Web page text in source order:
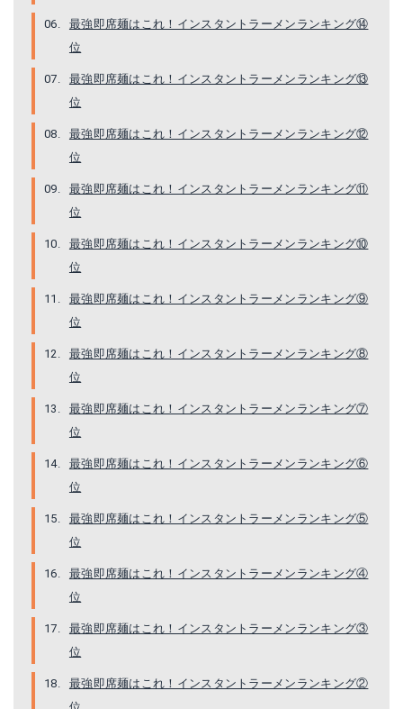
最強即席麺はこれ！インスタントラーメンランキング⑭
位
最強即席麺はこれ！インスタントラーメンランキング⑬
位
最強即席麺はこれ！インスタントラーメンランキング⑫
位
最強即席麺はこれ！インスタントラーメンランキング⑪
位
最強即席麺はこれ！インスタントラーメンランキング⑩
位
最強即席麺はこれ！インスタントラーメンランキング⑨
位
最強即席麺はこれ！インスタントラーメンランキング⑧
位
最強即席麺はこれ！インスタントラーメンランキング⑦
位
最強即席麺はこれ！インスタントラーメンランキング⑥
位
最強即席麺はこれ！インスタントラーメンランキング⑤
位
最強即席麺はこれ！インスタントラーメンランキング④
位
最強即席麺はこれ！インスタントラーメンランキング③
位
最強即席麺はこれ！インスタントラーメンランキング②
徳島製粉 金ちゃんラーメン 袋103g ×30個
Amazonで詳細を見る
楽天で詳細を見る